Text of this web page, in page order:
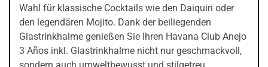
Wahl für klassische Cocktails wie den Daiquiri oder
den legendären Mojito. Dank der beiliegenden
Glastrinkhalme genießen Sie Ihren Havana Club Anejo
3 Años inkl. Glastrinkhalme nicht nur geschmackvoll,